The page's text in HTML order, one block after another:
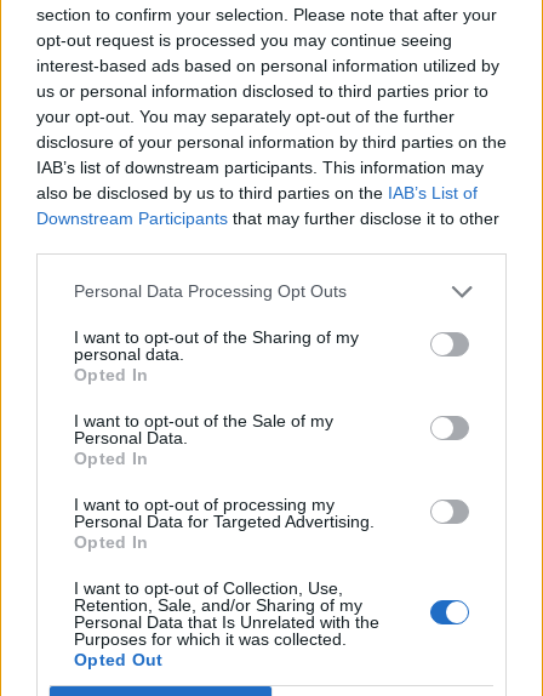
section to confirm your selection. Please note that after your
opt-out request is processed you may continue seeing
interest-based ads based on personal information utilized by
us or personal information disclosed to third parties prior to
your opt-out. You may separately opt-out of the further
disclosure of your personal information by third parties on the
IAB’s list of downstream participants. This information may
also be disclosed by us to third parties on the IAB’s List of
Downstream Participants that may further disclose it to other
Personal Data Processing Opt Outs
I want to opt-out of the Sharing of my
personal data.
Opted In
I want to opt-out of the Sale of my
Personal Data.
Opted In
I want to opt-out of processing my
Personal Data for Targeted Advertising.
Opted In
I want to opt-out of Collection, Use,
Retention, Sale, and/or Sharing of my
Personal Data that Is Unrelated with the
Purposes for which it was collected.
Opted Out